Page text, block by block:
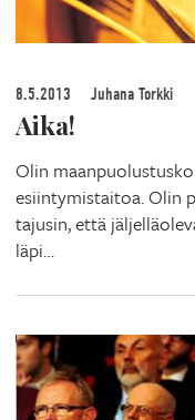
8.5.2013 Juhana Torkki
Aika!
Olin
esiintymistaitoa. Olin
tajusin, että
läpi…